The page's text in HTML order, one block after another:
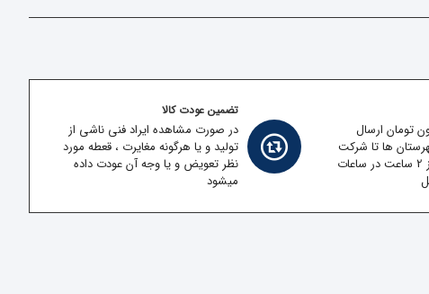
تومان ارسال
ها تا شرکت
حمل ونقل در کمتر از 2 ساعت در ساعات
تضمین عودت کالا
در صورت مشاهده ایراد فنی ناشی از
تولید و یا هرگونه مغایرت ، قعطه مورد
نظر تعویض و یا وجه آن عودت داده
میشود